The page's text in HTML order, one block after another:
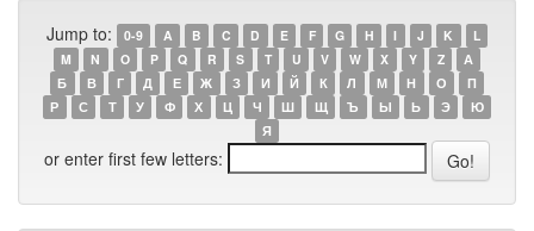
Jump to: 0-9 A B C D E F G H I J K
L
M
N O P Q R S T U V W X Y Z
А
Б
В Г Д Е Ж З И Й К Л М Н О
П
Р
С Т У Ф Х Ц Ч Ш Щ Ъ Ы Ь Э
Ю
Я
or enter first few letters: